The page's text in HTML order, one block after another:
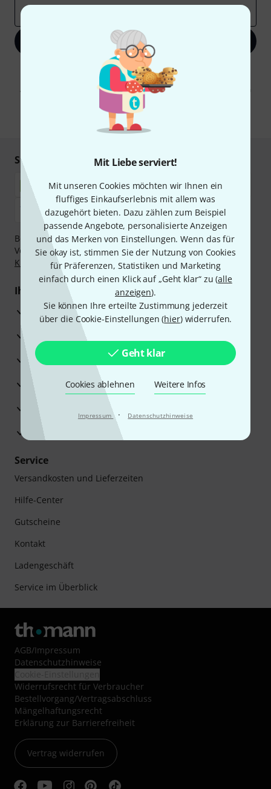
Mit Liebe serviert!
Mit unseren Cookies möchten wir Ihnen ein
fluffiges Einkaufserlebnis mit allem was
dazugehört bieten. Dazu zählen zum Beispiel
passende Angebote, personalisierte Anzeigen
und das Merken von Einstellungen. Wenn das für
Sie okay ist, stimmen Sie der Nutzung von Cookies
für Präferenzen, Statistiken und Marketing
einfach durch einen Klick auf „Geht klar“ zu (alle
anzeigen).
Sie können Ihre erteilte Zustimmung jederzeit
über die Cookie-Einstellungen (hier) widerrufen.
Geht klar
Cookies ablehnen Weitere Infos
Impressum · Datenschutzhinweise
Jetzt anmelden
Mit Klick auf „Jetzt anmelden“ stimmen Sie dem Erhalt von E-Mail-
Werbung und einer Messung des E-Mail-Nutzungsverhaltens zu. Die
Abmeldung ist jederzeit möglich. Weitere Informationen finden Sie in
Datenschutzhinweisen
* Pflichtfeld
Sicher einkaufen & bezahlen
Bezahlen Sie vertraulich und sicher per Nachnahme,
Vorkasse, PayPal, Amazon Pay,Klarna Sofort bezahlen,
Klarna Ratenzahlungoder Kreditkarte.
Ihre Vorteile
3 Jahre Thomann Garantie
30 Tage Money-Back-Garantie
Reparaturservice
Beratung durch Fachexperten
Zufriedenheitsgarantie
Europas größtes Versandlager
Service
Versandkosten und Lieferzeiten
Hilfe-Center
Gutscheine
Kontakt
Ladengeschäft
Service im Überblick
AGB/Impressum
Datenschutzhinweise
Widerrufsrecht für Verbraucher
Bestellvorgang/Vertragsabschluss
Mängelhaftungsrecht
Erklärung zur Barrierefreiheit
Vertrag widerrufen